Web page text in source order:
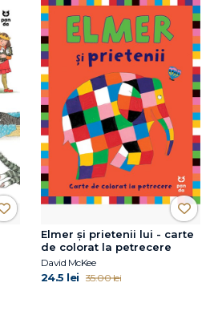
Elmer și prietenii lui - carte
de colorat la petrecere
David McKee
24.5 lei 35.00 lei